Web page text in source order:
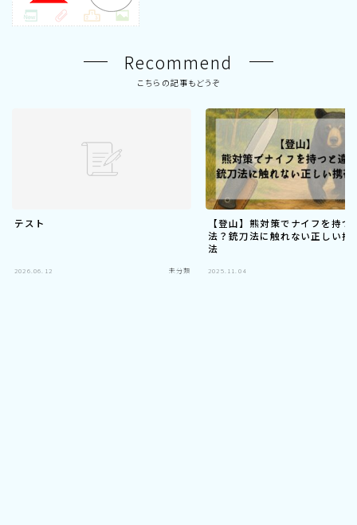
Recommend
こちらの記事もどうぞ
テスト
2026.06.12 未分類
【登山】熊対策でナイフを持つ
法？銃刀法に触れない正しい携
法
2025.11.04